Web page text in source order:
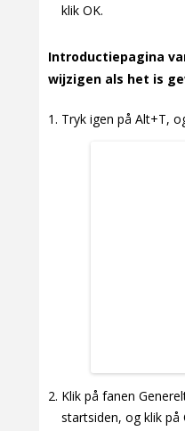
klik OK.
Introductiepagina
wijzigen als het is
Tryk igen på Alt+T,
Klik på fanen
startsiden, og klik på